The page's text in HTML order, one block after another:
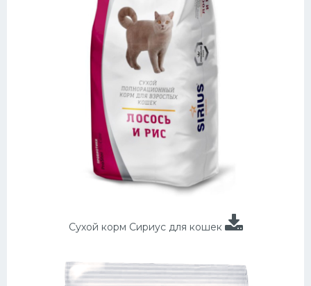
Сухой корм Сириус для кошек